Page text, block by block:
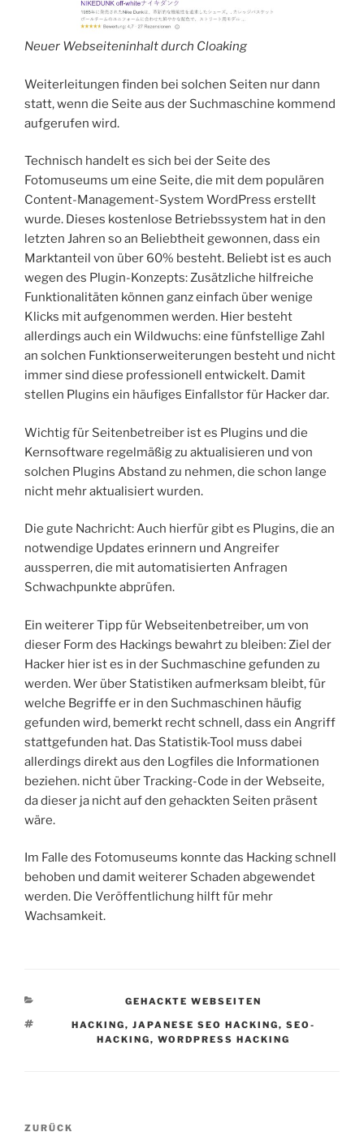
Neuer Webseiteninhalt durch Cloaking
Weiterleitungen finden bei solchen Seiten nur dann
statt, wenn die Seite aus der Suchmaschine kommend
aufgerufen wird.
Technisch handelt es sich bei der Seite des
Fotomuseums um eine Seite, die mit dem populären
Content-Management-System WordPress erstellt
wurde. Dieses kostenlose Betriebssystem hat in den
letzten Jahren so an Beliebtheit gewonnen, dass ein
Marktanteil von über 60% besteht. Beliebt ist es auch
wegen des Plugin-Konzepts: Zusätzliche hilfreiche
Funktionalitäten können ganz einfach über wenige
Klicks mit aufgenommen werden. Hier besteht
allerdings auch ein Wildwuchs: eine fünfstellige Zahl
an solchen Funktionserweiterungen besteht und nicht
immer sind diese professionell entwickelt. Damit
stellen Plugins ein häufiges Einfallstor für Hacker dar.
Wichtig für Seitenbetreiber ist es Plugins und die
Kernsoftware regelmäßig zu aktualisieren und von
solchen Plugins Abstand zu nehmen, die schon lange
nicht mehr aktualisiert wurden.
Die gute Nachricht: Auch hierfür gibt es Plugins, die an
notwendige Updates erinnern und Angreifer
aussperren, die mit automatisierten Anfragen
Schwachpunkte abprüfen.
Ein weiterer Tipp für Webseitenbetreiber, um von
dieser Form des Hackings bewahrt zu bleiben: Ziel der
Hacker hier ist es in der Suchmaschine gefunden zu
werden. Wer über Statistiken aufmerksam bleibt, für
welche Begriffe er in den Suchmaschinen häufig
gefunden wird, bemerkt recht schnell, dass ein Angriff
stattgefunden hat. Das Statistik-Tool muss dabei
allerdings direkt aus den Logfiles die Informationen
beziehen. nicht über Tracking-Code in der Webseite,
da dieser ja nicht auf den gehackten Seiten präsent
wäre.
Im Falle des Fotomuseums konnte das Hacking schnell
behoben und damit weiterer Schaden abgewendet
werden. Die Veröffentlichung hilft für mehr
Wachsamkeit.
KATEGORIEN
GEHACKTE WEBSEITEN
SCHLAGWÖRTER
HACKING, JAPANESE SEO HACKING, SEO-
HACKING, WORDPRESS HACKING
Beitragsnavigation
ZURÜCK